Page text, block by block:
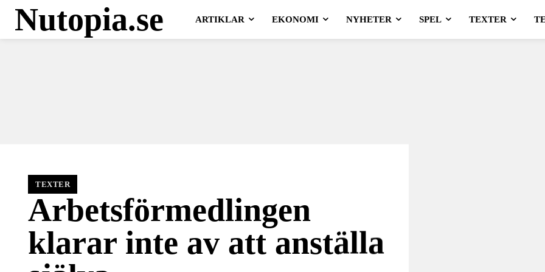
Nutopia.se ARTIKLAR EKONOMI NYHETER SPEL TEXTER
TEXTER
Arbetsförmedlingen
klarar inte av att anställa